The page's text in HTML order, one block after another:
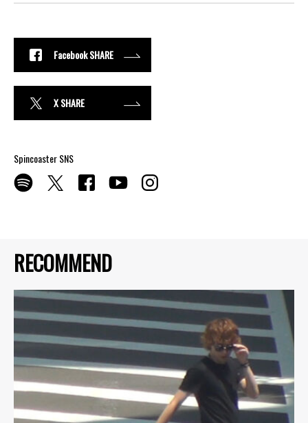
RECOMMEND
Facebook SHARE
X SHARE
Spincoaster SNS